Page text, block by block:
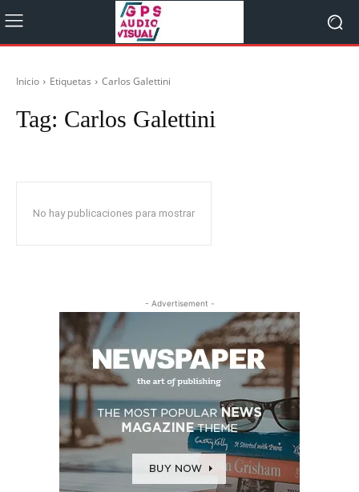
Inicio Etiquetas Carlos Galettini
Tag: Carlos Galettini
No hay publicaciones para mostrar
- Advertisement -